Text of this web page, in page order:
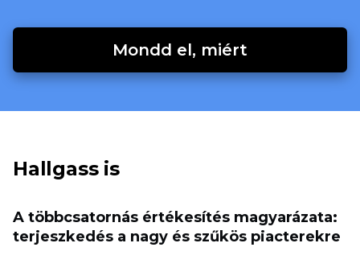
Mondd el, miért
Hallgass is
A többcsatornás értékesítés magyarázata:
terjeszkedés a nagy és szűkös piacterekre